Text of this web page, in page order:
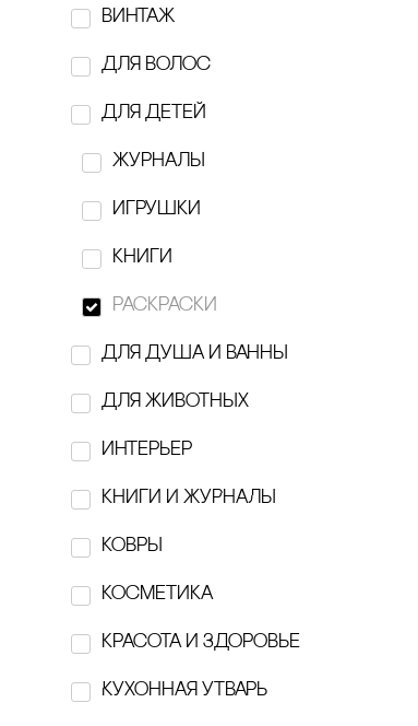
ASSOULINE
Belugin Sam
BOBBER
‎Breechka Magazine
BUTTERCUPS
cARABINE
cELLBN
cOLLA GEN
Delo
EBURET
EXOARI L
figura A
FLAME.MOSCOW
GARAGE
Hairmates
винтаж
Для волос
для детей
журналы
игрушки
книги
раскраски
для душа и ванны
для животных
интерьер
кнИги И ЖуРнаЛы
ковры
косметика
красота и здоровье
Кухонная утварь